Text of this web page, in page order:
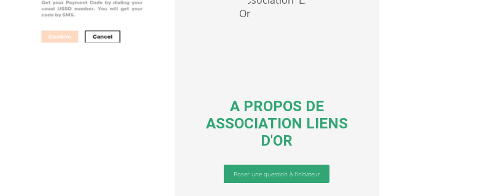
A PROPOS DE
ASSOCIATION LIENS
D'OR
Poser une question à l'initiateur